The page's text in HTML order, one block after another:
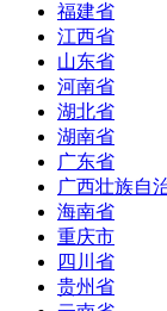
福建省
江西省
山东省
河南省
湖北省
湖南省
广东省
广西壮族自
海南省
重庆市
四川省
贵州省